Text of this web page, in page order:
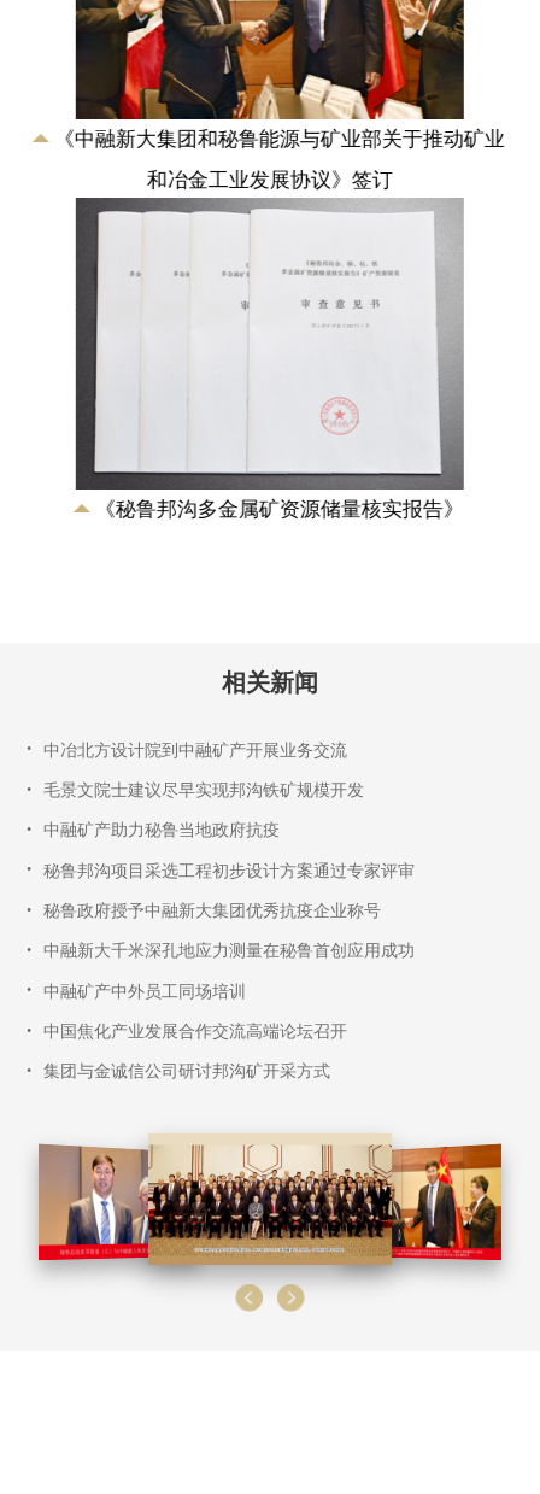
《中融新大集团和秘鲁能源与矿业部关于推动矿业
和冶金工业发展协议》签订
国土资源部储量评审中心为中融新大(青
岛)矿产资源有限公司出具了《秘鲁邦沟
金、铜、钴、铁多金属矿产资源储量核实
审查意见书》...
《秘鲁邦沟多金属矿资源储量核实报告》
相关新闻
• 中冶北方设计院到中融矿产开展业务交流
• 毛景文院士建议尽早实现邦沟铁矿规模开发
• 中融矿产助力秘鲁当地政府抗疫
• 秘鲁邦沟项目采选工程初步设计方案通过专家评审
• 秘鲁政府授予中融新大集团优秀抗疫企业称号
• 中融新大千米深孔地应力测量在秘鲁首创应用成功
• 中融矿产中外员工同场培训
• 中国焦化产业发展合作交流高端论坛召开
• 集团与金诚信公司研讨邦沟矿开采方式